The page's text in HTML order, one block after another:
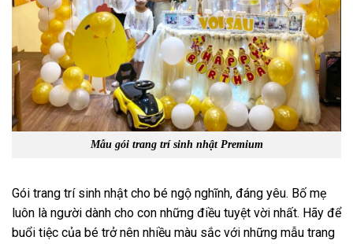
Mẫu gói trang trí sinh nhật Premium
Gói trang trí sinh nhật cho bé ngộ nghĩnh, đáng yêu. Bố mẹ
luôn là người dành cho con những điều tuyệt vời nhất. Hãy để
buổi tiệc của bé trở nên nhiều màu sắc với những mẫu trang